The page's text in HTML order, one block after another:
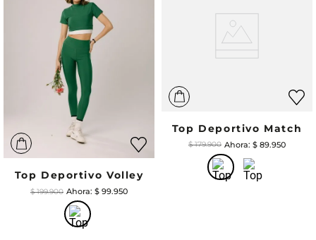
Top Deportivo Volley
$ 199.900 $ 99.950
Top Deportivo Match
$ 179.900 $ 89.950